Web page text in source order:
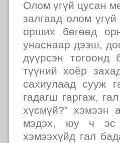
Олом үгүй цусан
залгаад олом
орших бөгөөд
унаснаар дээш,
дүүрсэн
түүний хоёр
сахиулаад сууж
гадагш гаргаж,
хүсмүй?” хэмээн
мэдэх, юу ч эс
хэмээхүйд гал